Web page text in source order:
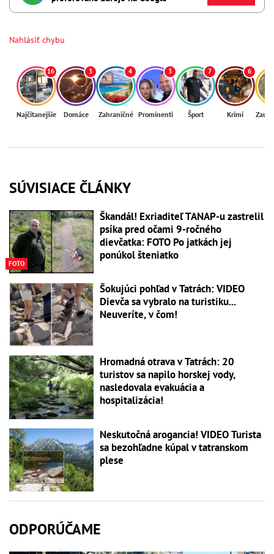
Nahlásiť chybu
16
Najčítanejšie
3
Domáce
4
Zahraničné
3
Prominenti
7
Šport
6
Krimi
SÚVISIACE ČLÁNKY
FOTO
Škandál! Exriaditeľ TANAP-u zastrelil
psíka pred očami 9-ročného
dievčatka: FOTO Po jatkách jej
ponúkol šteniatko
Šokujúci pohľad v Tatrách: VIDEO
Dievča sa vybralo na turistiku...
Neuveríte, v čom!
Hromadná otrava v Tatrách: 20
turistov sa napilo horskej vody,
nasledovala evakuácia a
hospitalizácia!
Neskutočná arogancia! VIDEO Turista
sa bezohľadne kúpal v tatranskom
plese
ODPORÚČAME